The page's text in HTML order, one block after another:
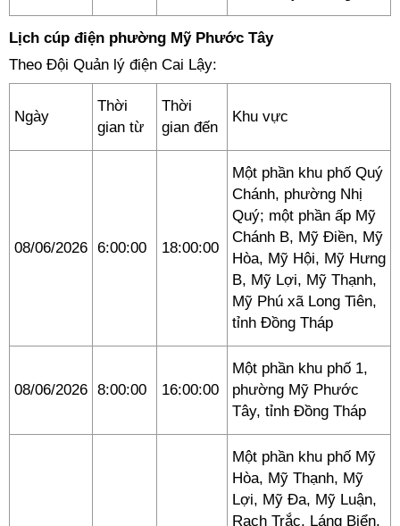
Lịch cúp điện phường Mỹ Phước Tây
Theo Đội Quản lý điện Cai Lậy:
Ngày
Thời
gian từ
Thời
gian đến
Khu vực
08/06/2026 6:00:00 18:00:00
Một phần khu phố Quý
Chánh, phường Nhị
Quý; một phần ấp Mỹ
Chánh B, Mỹ Điền, Mỹ
Hòa, Mỹ Hội, Mỹ Hưng
B, Mỹ Lợi, Mỹ Thạnh,
Mỹ Phú xã Long Tiên,
tỉnh Đồng Tháp
08/06/2026 8:00:00 16:00:00
Một phần khu phố 1,
phường Mỹ Phước
Tây, tỉnh Đồng Tháp
Một phần khu phố Mỹ
Hòa, Mỹ Thạnh, Mỹ
Lợi, Mỹ Đa, Mỹ Luận,
Rạch Trắc, Láng Biển,